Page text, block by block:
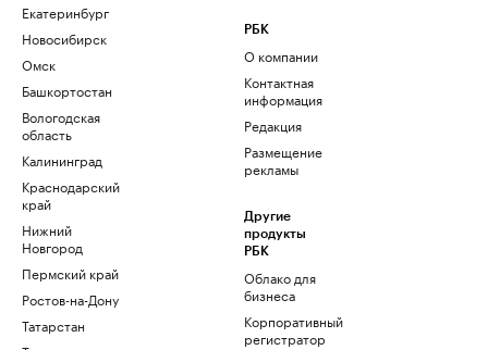
Екатеринбург
Новосибирск
Омск
Башкортостан
Вологодская
область
Калининград
Краснодарский
край
Нижний
Новгород
Пермский край
Ростов-на-Дону
Татарстан
РБК
О компании
Контактная
информация
Редакция
Размещение
рекламы
Другие
продукты
РБК
Облако для
бизнеса
Корпоративный
регистратор